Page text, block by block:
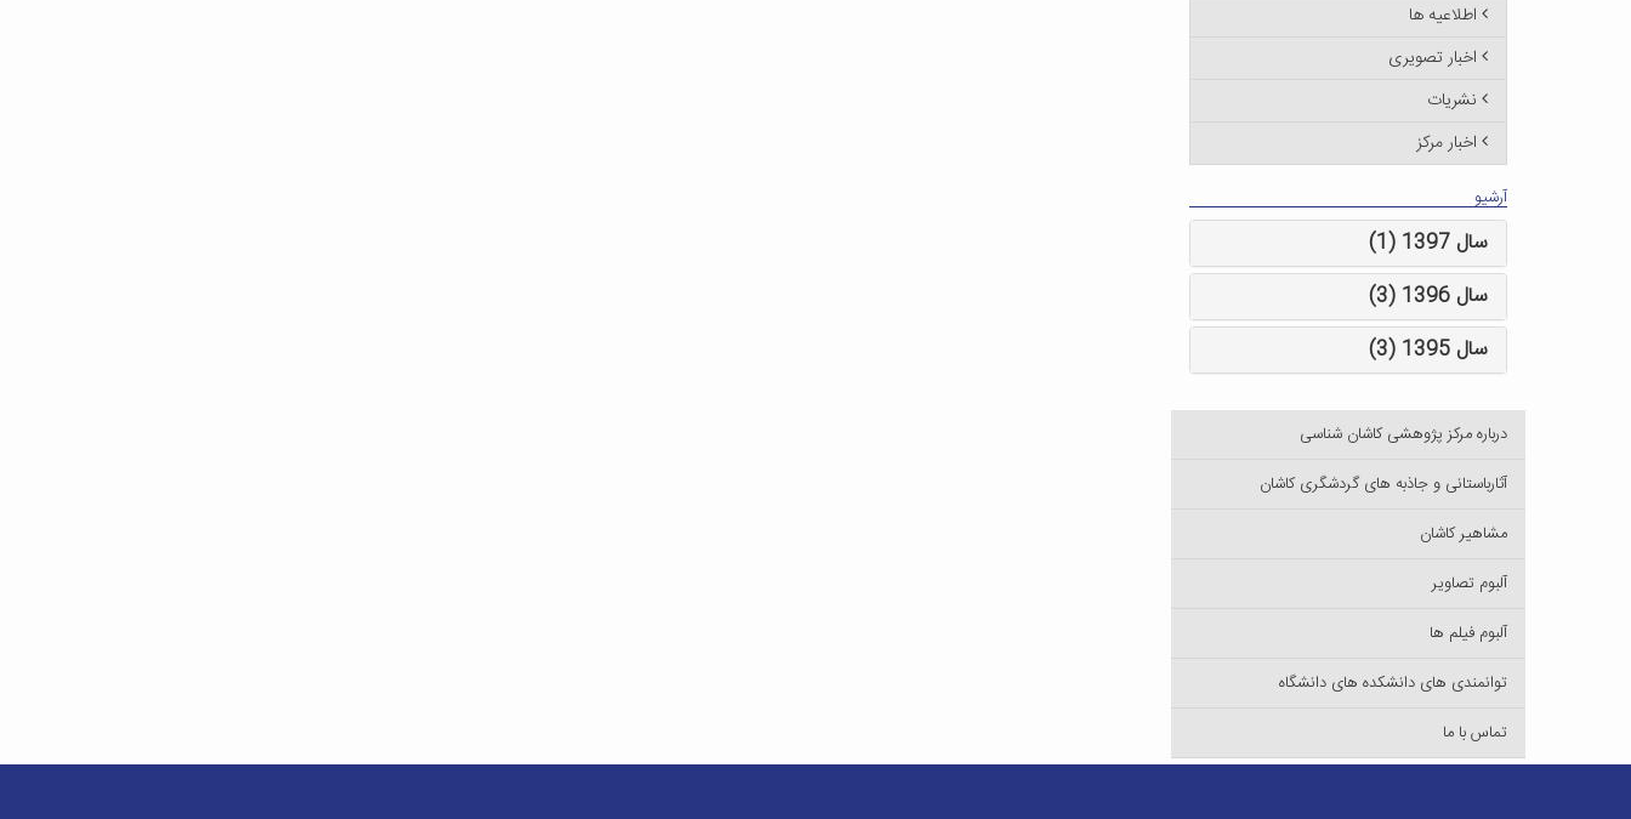
اطلاعیه ها
اخبار تصویری
نشریات
اخبار مرکز
آرشیو
سال 1397 (1)
سال 1396 (3)
سال 1395 (3)
درباره مرکز پژوهشی کاشان شناسی
آثارباستانی و جاذبه های گردشگری کاشان
مشاهیر کاشان
آلبوم تصاویر
آلبوم فیلم ها
توانمندی های دانشکده های دانشگاه
تماس با ما